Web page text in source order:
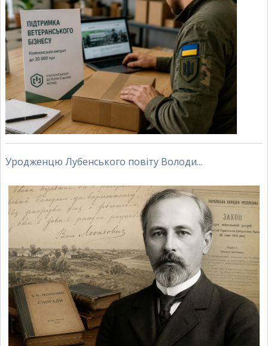
Уродженцю Лубенського повіту Володи...